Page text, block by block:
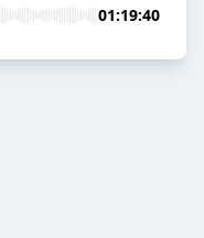
01:19:40